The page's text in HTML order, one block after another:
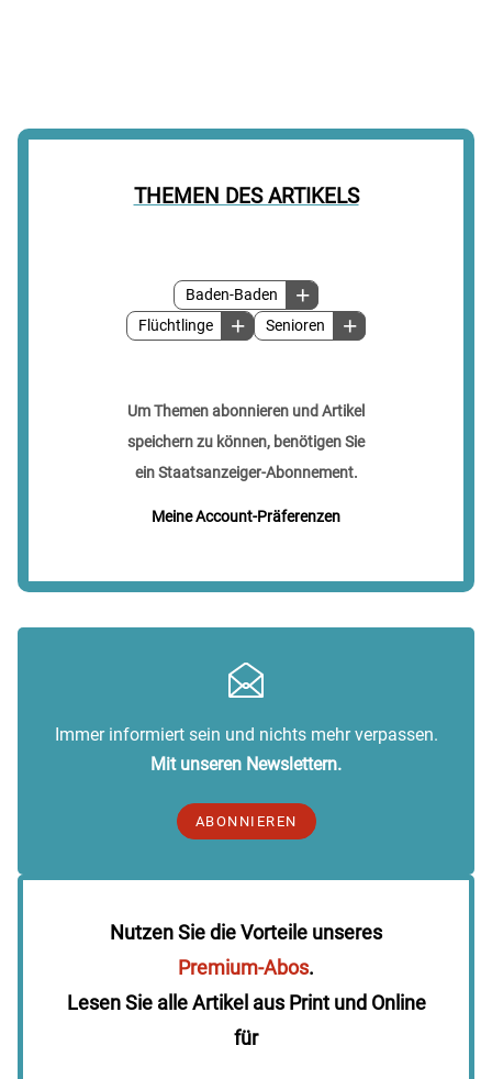
THEMEN DES ARTIKELS
Baden-Baden
Flüchtlinge
Senioren
Um Themen abonnieren und Artikel
speichern zu können, benötigen Sie
ein Staatsanzeiger-Abonnement.
Meine Account-Präferenzen
Immer informiert sein und nichts mehr verpassen.
Mit unseren Newslettern.
ABONNIEREN
Nutzen Sie die Vorteile unseres
Premium-Abos.
Lesen Sie alle Artikel aus Print und Online
für